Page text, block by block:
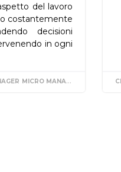
del lavoro
costantemente
decisioni
in ogni
MICRO MANAGING